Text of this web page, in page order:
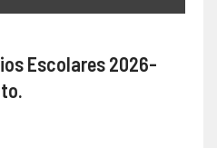
Escolares 2026-